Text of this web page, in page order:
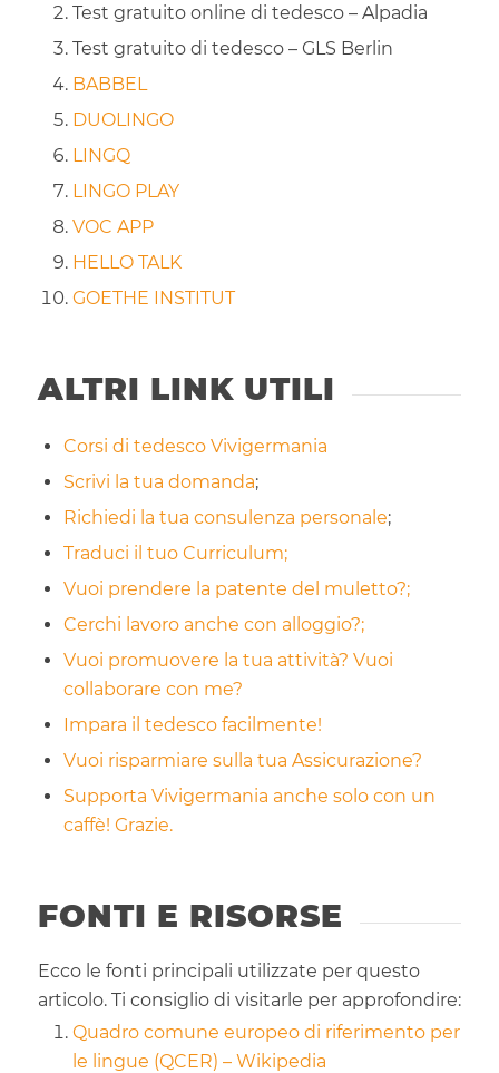
Test gratuito online di tedesco – Alpadia
Test gratuito di tedesco – GLS Berlin
BABBEL
DUOLINGO
LINGQ
LINGO PLAY
VOC APP
HELLO TALK
GOETHE INSTITUT
ALTRI LINK UTILI
Corsi di tedesco Vivigermania
Scrivi la tua domanda;
Richiedi la tua consulenza personale;
Traduci il tuo Curriculum;
Vuoi prendere la patente del muletto?;
Cerchi lavoro anche con alloggio?;
Vuoi promuovere la tua attività? Vuoi
collaborare con me?
Impara il tedesco facilmente!
Vuoi risparmiare sulla tua Assicurazione?
Supporta Vivigermania anche solo con un
caffè! Grazie.
FONTI E RISORSE
Ecco le fonti principali utilizzate per questo
articolo. Ti consiglio di visitarle per approfondire:
Quadro comune europeo di riferimento per
le lingue (QCER) – Wikipedia